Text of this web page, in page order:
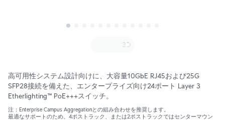
高可用性システム設計向けに、大容量10GbE RJ45および25G
SFP28接続を備えた、エンタープライズ向け24ポート Layer 3
Etherlighting™ PoE+++スイッチ。
注：Enterprise Campus Aggregationとの組み合わせを推奨します。
最適なサポートのため、4ポストラック、または2ポストラックではセンターマウン